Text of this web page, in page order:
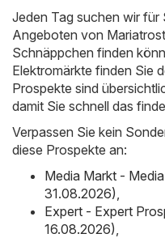
Jeden Tag suchen wir für
Angeboten von
Schnäppchen finden
Elektromärkte finden Sie
Prospekte sind
damit Sie schnell das
Verpassen Sie kein
diese Prospekte an:
Media Markt -
31.08.2026)
Expert - Expert
16.08.2026)